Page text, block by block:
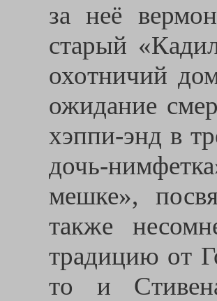
за неё
старый
охотничий
ожидание
хэппи-энд в
дочь-
мешке»,
также
традицию от
то и